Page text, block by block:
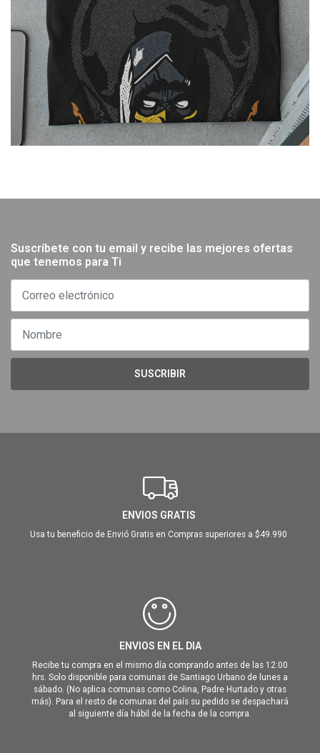
Suscríbete con tu email y recibe las mejores ofertas
que tenemos para Ti
SUSCRIBIR
ENVIOS GRATIS
Usa tu beneficio de Envió Gratis en Compras superiores a $49.990
ENVIOS EN EL DIA
Recibe tu compra en el mismo día comprando antes de las 12:00
hrs. Solo disponible para comunas de Santiago Urbano de lunes a
sábado. (No aplica comunas como Colina, Padre Hurtado y otras
más). Para el resto de comunas del país su pedido se despachará
al siguiente día hábil de la fecha de la compra.